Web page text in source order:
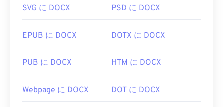
SVG に DOCX PSD に DOCX
EPUB に DOCX DOTX に DOCX
PUB に DOCX HTM に DOCX
Webpage に DOCX DOT に DOCX